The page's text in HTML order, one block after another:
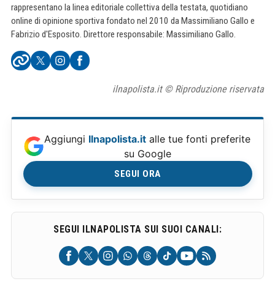
rappresentano la linea editoriale collettiva della testata, quotidiano
online di opinione sportiva fondato nel 2010 da Massimiliano Gallo e
Fabrizio d'Esposito. Direttore responsabile: Massimiliano Gallo.
ilnapolista.it © Riproduzione riservata
Aggiungi Ilnapolista.it alle tue fonti preferite
su Google
SEGUI ORA
SEGUI ILNAPOLISTA SUI SUOI CANALI: